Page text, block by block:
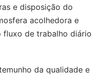
e disposição do
acolhedora e
fluxo de trabalho diário
da qualidade e